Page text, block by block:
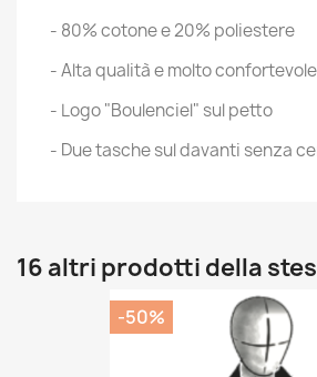
- 80% cotone e 20% poliestere
- Alta qualità e molto confortevole
- Logo "Boulenciel" sul petto
- Due tasche sul davanti senza
16 altri prodotti della
-50%